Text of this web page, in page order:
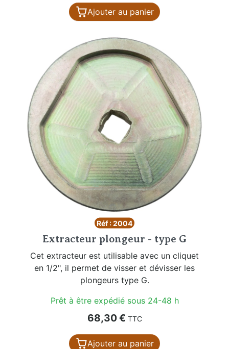
Ajouter au panier
Réf : 2004
Extracteur plongeur - type G
Cet extracteur est utilisable avec un cliquet
en 1/2", il permet de visser et dévisser les
plongeurs type G.
Prêt à être expédié sous 24-48 h
Prix
68,30 € TTC
Ajouter au panier